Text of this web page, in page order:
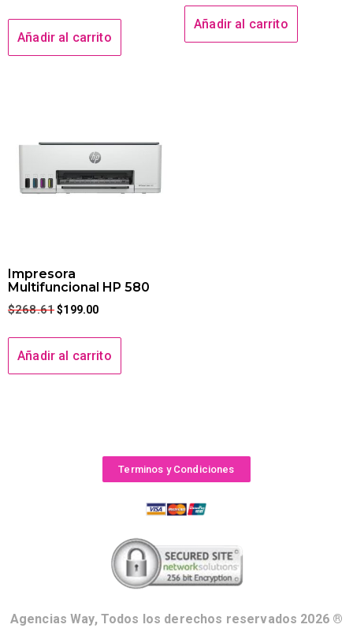
Añadir al carrito
Añadir al carrito
Impresora
Multifuncional HP 580
$268.61 $199.00
Añadir al carrito
Terminos y Condiciones
Agencias Way, Todos los derechos reservados 2026 ®